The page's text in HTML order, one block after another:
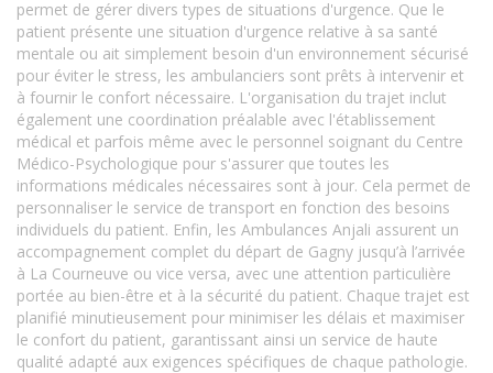
permet de gérer divers types de situations d'urgence. Que le
patient présente une situation d'urgence relative à sa santé
mentale ou ait simplement besoin d'un environnement sécurisé
pour éviter le stress, les ambulanciers sont prêts à intervenir et
à fournir le confort nécessaire. L'organisation du trajet inclut
également une coordination préalable avec l'établissement
médical et parfois même avec le personnel soignant du Centre
Médico-Psychologique pour s'assurer que toutes les
informations médicales nécessaires sont à jour. Cela permet de
personnaliser le service de transport en fonction des besoins
individuels du patient. Enfin, les Ambulances Anjali assurent un
accompagnement complet du départ de Gagny jusqu’à l’arrivée
à La Courneuve ou vice versa, avec une attention particulière
portée au bien-être et à la sécurité du patient. Chaque trajet est
planifié minutieusement pour minimiser les délais et maximiser
le confort du patient, garantissant ainsi un service de haute
qualité adapté aux exigences spécifiques de chaque pathologie.